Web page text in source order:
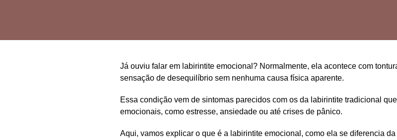
Já ouviu falar em labirintite emocional ? Normalmente, ela acontece com
sensação de desequilíbriosem nenhuma causa física aparente.
Essa condição vem de sintomas parecidos com os da labirintite tradicional
emocionais, como estresse, ansiedade ou até crises de pânico.
Aqui, vamos explicar o que é a labirintite emocional, como ela se diferencia